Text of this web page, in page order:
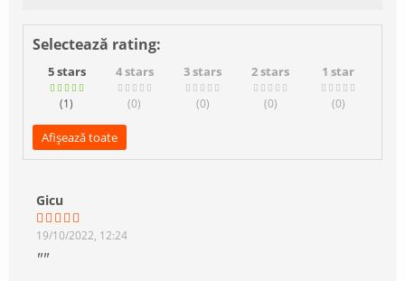
Selectează rating:
5 stars
(1)
4 stars
(0)
3 stars
(0)
2 stars
(0)
1 star
(0)
Afișează toate
Gicu
19/10/2022, 12:24